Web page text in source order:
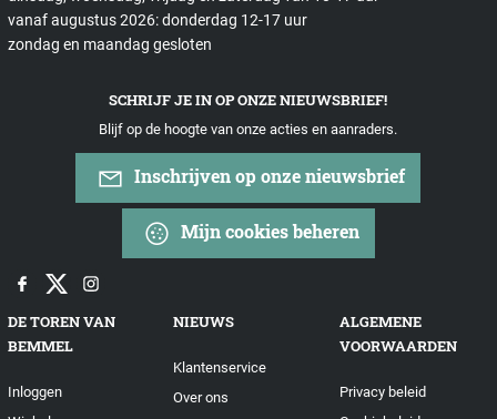
vanaf augustus 2026: donderdag 12-17 uur
zondag en maandag gesloten
SCHRIJF JE IN OP ONZE NIEUWSBRIEF!
Blijf op de hoogte van onze acties en aanraders.
Inschrijven op onze nieuwsbrief
Mijn cookies beheren
DE TOREN VAN
BEMMEL
Inloggen
NIEUWS
Klantenservice
Over ons
ALGEMENE
VOORWAARDEN
Privacy beleid